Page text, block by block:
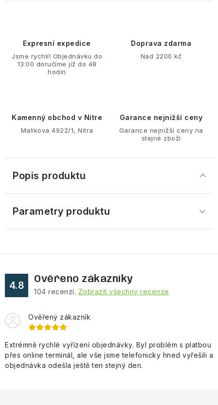
Expresní expedice
Jsme rychlí! Objednávku do
13:00 doručíme již do 48
hodin
Doprava zdarma
Nad 2200 kč
Kamenný obchod v Nitre
Malíkova 4922/1, Nitra
Garance nejnižší ceny
Garance nejnižší ceny na
stejné zboží
Popis produktu
Parametry produktu
4.8
Ověřeno zákazníky
104 recenzí. Zobrazit všechny recenze
Ověřený zákazník
Extrémně rychlé vyřízení objednávky. Byl problém s platbou
přes online terminál, ale vše jsme telefonicky hned vyřešili a
objednávka odešla ještě ten stejný den.